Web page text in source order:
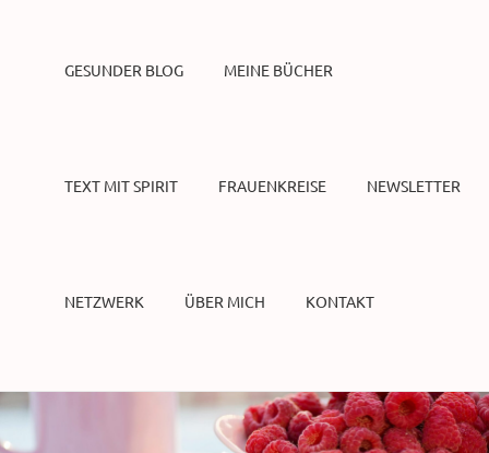
GESUNDER BLOG MEINE BÜCHER
TEXT MIT SPIRIT FRAUENKREISE NEWSLETTER
NETZWERK ÜBER MICH KONTAKT